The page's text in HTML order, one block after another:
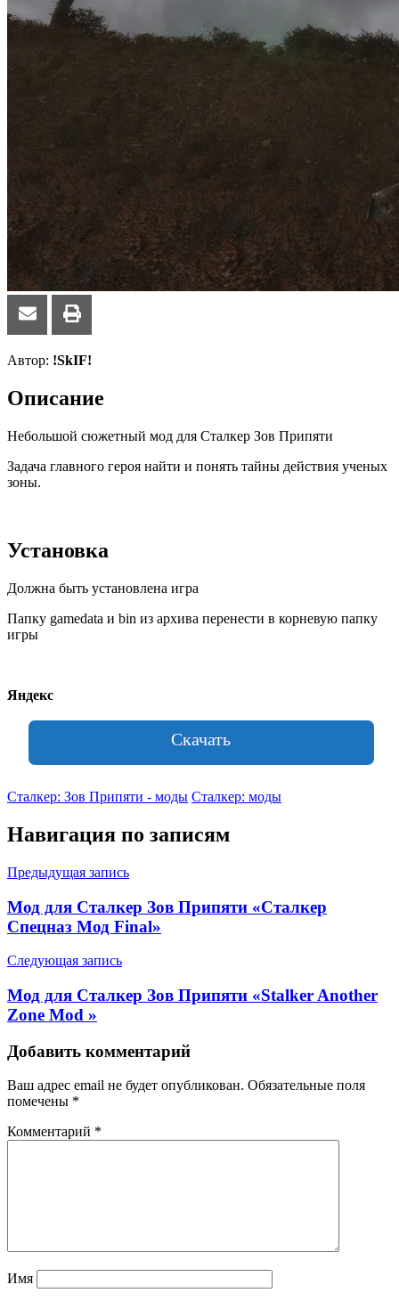
Автор: !SkIF!
Описание
Небольшой сюжетный мод для Сталкер Зов Припяти
Задача главного героя найти и понять тайны действия ученых
зоны.
Установка
Должна быть установлена игра
Папку gamedata и bin из архива перенести в корневую папку
игры
Яндекс
Скачать
Сталкер: Зов Припяти - моды Сталкер: моды
Навигация по записям
Предыдущая запись
Мод для Сталкер Зов Припяти «Сталкер
Спецназ Мод Final»
Следующая запись
Мод для Сталкер Зов Припяти «Stalker Another
Zone Mod »
Добавить комментарий
Ваш адрес email не будет опубликован. Обязательные поля
помечены *
Комментарий *
Имя